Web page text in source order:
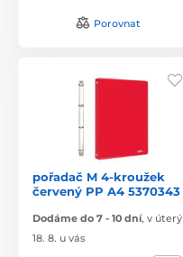
Porovnat
pořadač M 4-kroužek
červený PP A4 5370343
Dodáme do 7 - 10 dní, v úterý
18. 8. u vás